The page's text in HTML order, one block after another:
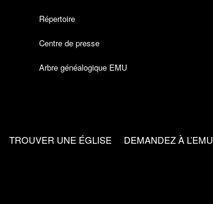
Répertoire
Centre de presse
Arbre généalogique EMU
TROUVER UNE ÉGLISE DEMANDEZ À L’EMU